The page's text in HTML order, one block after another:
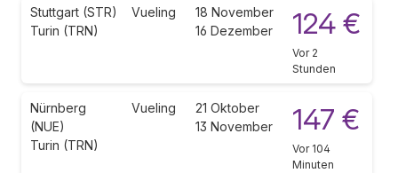
Stuttgart (STR)
Turin (TRN)
Vueling
18 November
16 Dezember
124 €
Vor 2
Stunden
Nürnberg
(NUE)
Turin (TRN)
Vueling
21 Oktober
13 November
147 €
Vor 104
Minuten